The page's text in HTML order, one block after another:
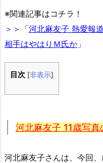
※関連記事はコチラ！
＞＞「河北麻友子 熱愛報
相手はやはりＭ氏か 」
目次 [非表示]
河北麻友子 11歳写真
河北麻友子さんは、今回